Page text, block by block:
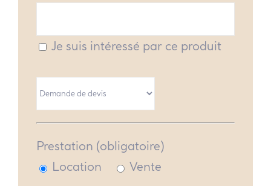
Je suis intéressé par ce produit
Prestation (obligatoire)
Location
Vente